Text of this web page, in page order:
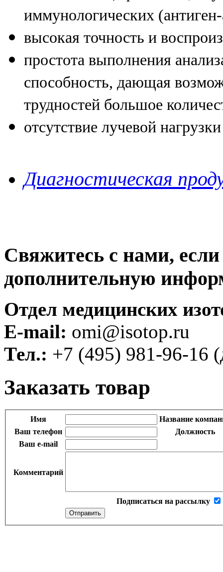
иммунологических
высокая точность и
простота выполнения
способность, дающая
трудностей большое
отсутствие лучевой
Диагностическая
Свяжитесь с нами,
дополнительную
Отдел медицинских
E-mail: omi@isotop.ru
Тел.: +7 (495) 981-96-16
Заказать товар
Имя
Название
Ваш телефон
Должность
Ваш e-mail
Комментарий
Подписаться на рассылку